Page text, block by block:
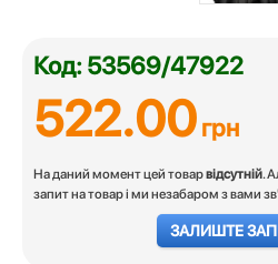
Код: 53569/47922
522.00грн
На даний момент цей товарвідсутній.
запит на товар і ми незабаром з вами
ЗАЛИШТЕ